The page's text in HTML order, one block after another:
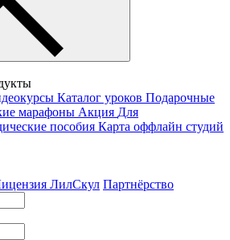
Каталог уроков Подарочные
марафоны Акция Для
пособия Карта оффлайн студий
ЛилСкул Партнёрство